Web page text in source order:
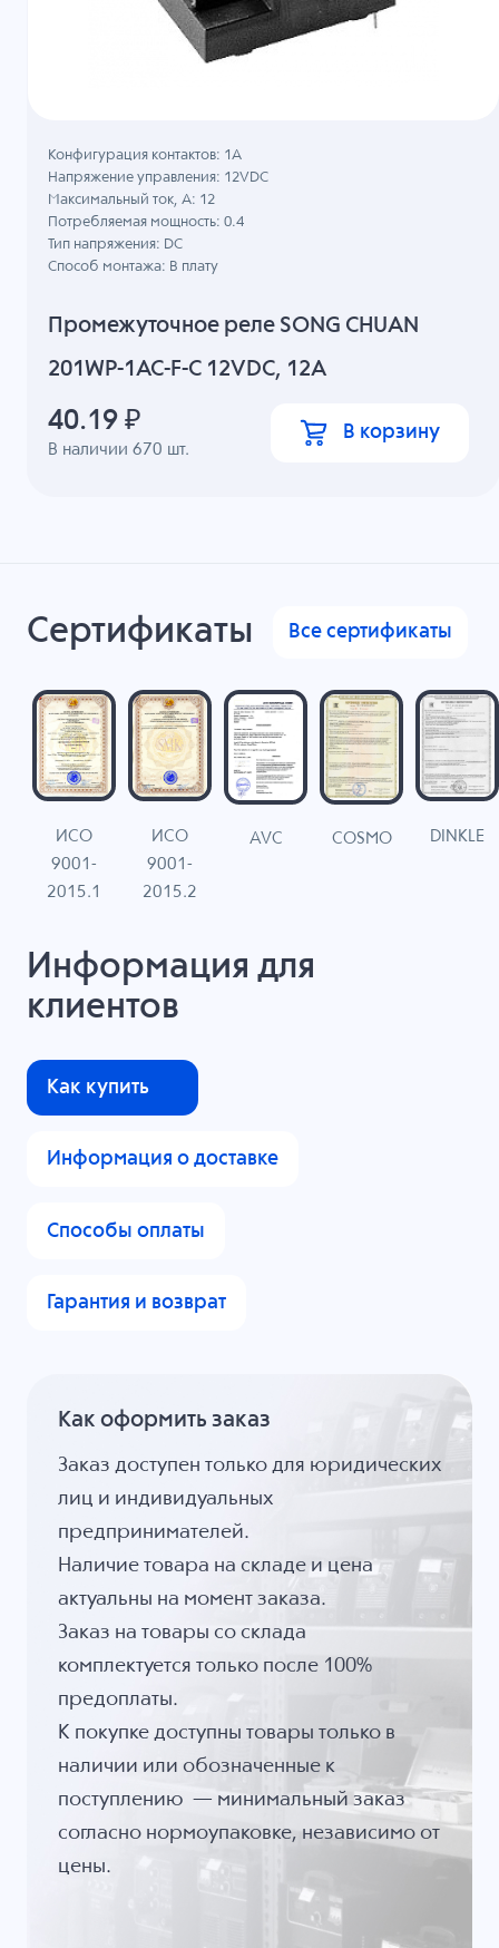
Промежуточное реле SONG CHUAN
201WP-1AC-F-C 12VDC, 12A
В наличии670 шт.
Конфигурация контактов: 1A
Напряжение управления: 12VDC
Максимальный ток, А: 12
Потребляемая мощность: 0.4
Тип напряжения: DC
Способ монтажа: В плату
40.19 ₽ В корзину
Сертификаты Все сертификаты
ИСО
9001-
2015.1
ИСО
9001-
2015.2
AVC COSMO DINKLE
Информация для
клиентов
Как купить
Информация о доставке
Способы оплаты
Гарантия и возврат
Как оформить заказ
Заказ доступен только для юридических
лиц и индивидуальных
предпринимателей.
Наличие товара на складе и цена
актуальны на момент заказа.
Заказ на товары со склада
комплектуется только после 100%
предоплаты.
К покупке доступны товары только в
наличии или обозначенные к
поступлению — минимальный заказ
согласно нормоупаковке, независимо от
цены.